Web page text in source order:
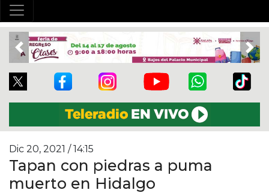
Previous
Dic 20, 2021 / 14:15
Tapan con piedras a puma
muerto en Hidalgo